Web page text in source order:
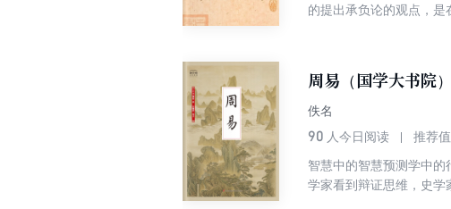
的提出承负论的观点，
周易（国学大书院）
佚名
90 人今日阅读 推荐值
智慧中的智慧预测学中
学家看到辩证思维，史学